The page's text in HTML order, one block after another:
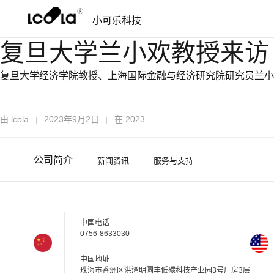
航
容
小可乐科技
复旦大学兰小欢教授来访
复旦大学经济学院教授、上海国际金融与经济研究院研究员兰
由 lcola 2023年9月2日 在 2023
公司简介 新闻资讯 服务与支持
中国电话
0756-8633030
中国地址
珠海市香洲区洪湾明圆丰低碳科技产业园3号厂房3层